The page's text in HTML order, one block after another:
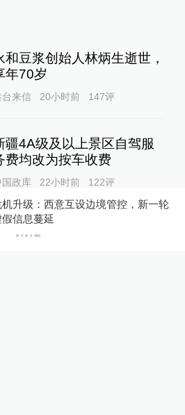
和豆浆创始人林炳生逝世，
年70岁
台来信 20小时前 147评
疆4A级及以上景区自驾服
费均改为按车收费
国政库 22小时前 122评
海和兰州在抢一碗面？”青
升级：西意互设边境管控，新一轮
信息蔓延